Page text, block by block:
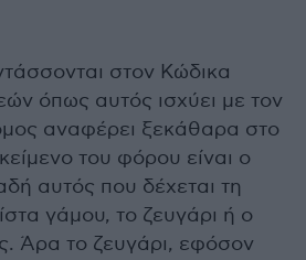
στον Κώδικα
όπως αυτός ισχύει με τον
αναφέρει ξεκάθαρα στο
του φόρου είναι ο
αυτός που δέχεται τη
γάμου, το ζευγάρι ή ο
Άρα το ζευγάρι, εφόσον